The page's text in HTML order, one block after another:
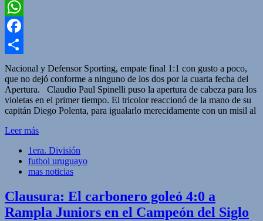
Twitter
WhatsApp
Facebook
Compartir
Nacional y Defensor Sporting, empate final 1:1 con gusto a poco,
que no dejó conforme a ninguno de los dos por la cuarta fecha del
Apertura. Claudio Paul Spinelli puso la apertura de cabeza para los
violetas en el primer tiempo. El tricolor reaccionó de la mano de su
capitán Diego Polenta, para igualarlo merecidamente con un misil al
Leer más
1era. División
futbol uruguayo
mas noticias
Clausura: El carbonero goleó 4:0 a
Rampla Juniors en el Campeón del Siglo